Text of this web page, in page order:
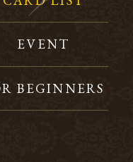
EVENT
BEGINNERS